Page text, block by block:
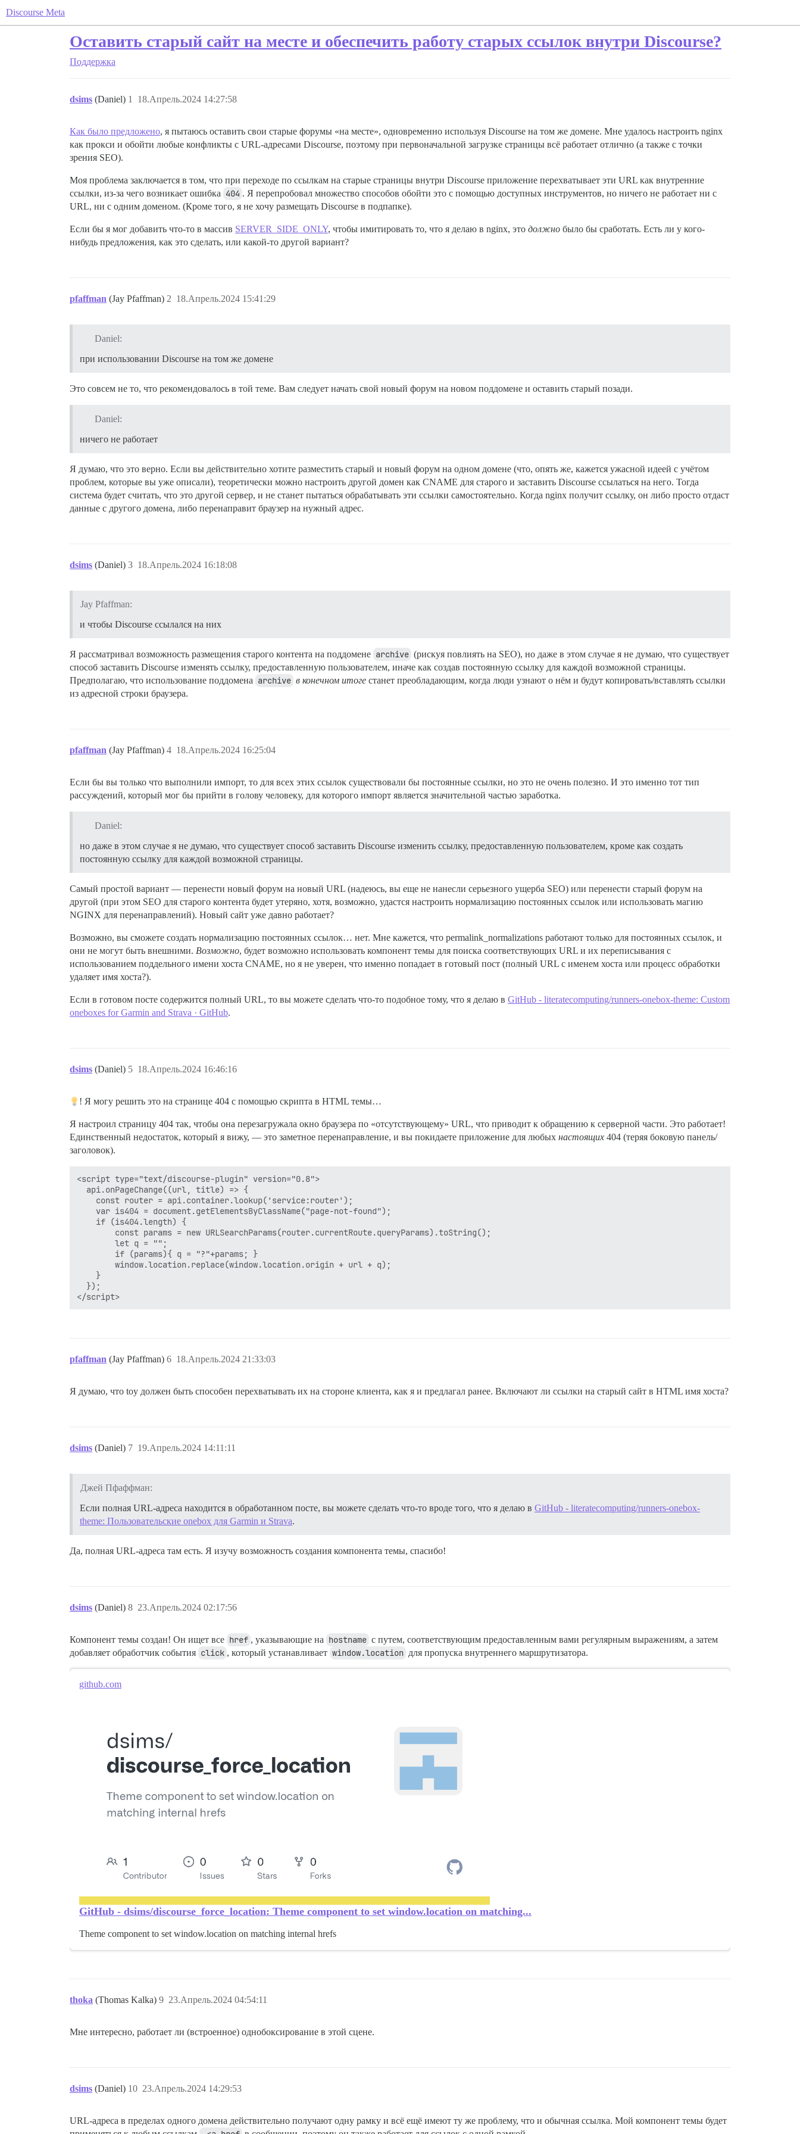
Discourse Meta
Оставить старый сайт на месте и обеспечить работу старых ссылок внутри Discourse?
Поддержка
dsims (Daniel) 18.Апрель.2024 14:27:58
1
Как было предложено, я пытаюсь оставить свои старые форумы «на месте», одновременно используя Discourse на том же домене. Мне удалось настроить nginx
как прокси и обойти любые конфликты с URL-адресами Discourse, поэтому при первоначальной загрузке страницы всё работает отлично (а также с точки
зрения SEO).
Моя проблема заключается в том, что при переходе по ссылкам на старые страницы внутри Discourse приложение перехватывает эти URL как внутренние
ссылки, из-за чего возникает ошибка 404 . Я перепробовал множество способов обойти это с помощью доступных инструментов, но ничего не работает ни с
URL, ни с одним доменом. (Кроме того, я не хочу размещать Discourse в подпапке).
Если бы я мог добавить что-то в массив SERVER_SIDE_ONLY, чтобы имитировать то, что я делаю в nginx, это должно было бы сработать. Есть ли у кого-
нибудь предложения, как это сделать, или какой-то другой вариант?
pfaffman (Jay Pfaffman) 18.Апрель.2024 15:41:29
2
Daniel:
при использовании Discourse на том же домене
Это совсем не то, что рекомендовалось в той теме. Вам следует начать свой новый форум на новом поддомене и оставить старый позади.
Daniel:
ничего не работает
Я думаю, что это верно. Если вы действительно хотите разместить старый и новый форум на одном домене (что, опять же, кажется ужасной идеей с учётом
проблем, которые вы уже описали), теоретически можно настроить другой домен как CNAME для старого и заставить Discourse ссылаться на него. Тогда
система будет считать, что это другой сервер, и не станет пытаться обрабатывать эти ссылки самостоятельно. Когда nginx получит ссылку, он либо просто отдаст
данные с другого домена, либо перенаправит браузер на нужный адрес.
dsims (Daniel) 18.Апрель.2024 16:18:08
3
Jay Pfaffman:
и чтобы Discourse ссылался на них
Я рассматривал возможность размещения старого контента на поддомене archive (рискуя повлиять на SEO), но даже в этом случае я не думаю, что существует
способ заставить Discourse изменять ссылку, предоставленную пользователем, иначе как создав постоянную ссылку для каждой возможной страницы.
Предполагаю, что использование поддомена archive в конечном итоге станет преобладающим, когда люди узнают о нём и будут копировать/вставлять ссылки
из адресной строки браузера.
pfaffman (Jay Pfaffman) 18.Апрель.2024 16:25:04
4
Если бы вы только что выполнили импорт, то для всех этих ссылок существовали бы постоянные ссылки, но это не очень полезно. И это именно тот тип
рассуждений, который мог бы прийти в голову человеку, для которого импорт является значительной частью заработка.
Daniel:
но даже в этом случае я не думаю, что существует способ заставить Discourse изменить ссылку, предоставленную пользователем, кроме как создать
постоянную ссылку для каждой возможной страницы.
Самый простой вариант — перенести новый форум на новый URL (надеюсь, вы еще не нанесли серьезного ущерба SEO) или перенести старый форум на
другой (при этом SEO для старого контента будет утеряно, хотя, возможно, удастся настроить нормализацию постоянных ссылок или использовать магию
NGINX для перенаправлений). Новый сайт уже давно работает?
Возможно, вы сможете создать нормализацию постоянных ссылок… нет. Мне кажется, что permalink_normalizations работают только для постоянных ссылок, и
они не могут быть внешними. Возможно, будет возможно использовать компонент темы для поиска соответствующих URL и их переписывания с
использованием поддельного имени хоста CNAME, но я не уверен, что именно попадает в готовый пост (полный URL с именем хоста или процесс обработки
удаляет имя хоста?).
Если в готовом посте содержится полный URL, то вы можете сделать что-то подобное тому, что я делаю в GitHub - literatecomputing/runners-onebox-theme: Custom
oneboxes for Garmin and Strava · GitHub.
dsims (Daniel) 18.Апрель.2024 16:46:16
5
! Я могу решить это на странице 404 с помощью скрипта в HTML темы…
Я настроил страницу 404 так, чтобы она перезагружала окно браузера по «отсутствующему» URL, что приводит к обращению к серверной части. Это работает!
Единственный недостаток, который я вижу, — это заметное перенаправление, и вы покидаете приложение для любых настоящих 404 (теряя боковую панель/
заголовок).
<script type="text/discourse-plugin" version="0.8">
  api.onPageChange((url, title) => {
    const router = api.container.lookup('service:router');
    var is404 = document.getElementsByClassName("page-not-found");
    if (is404.length) {
        const params = new URLSearchParams(router.currentRoute.queryParams).toString();
        let q = "";
        if (params){ q = "?"+params; }
        window.location.replace(window.location.origin + url + q);
    }
  });
pfaffman (Jay Pfaffman) 18.Апрель.2024 21:33:03
6
Я думаю, что toy должен быть способен перехватывать их на стороне клиента, как я и предлагал ранее. Включают ли ссылки на старый сайт в HTML имя хоста?
dsims (Daniel) 19.Апрель.2024 14:11:11
7
Джей Пфаффман:
Если полная URL-адреса находится в обработанном посте, вы можете сделать что-то вроде того, что я делаю в GitHub - literatecomputing/runners-onebox-
theme: Пользовательские onebox для Garmin и Strava.
Да, полная URL-адреса там есть. Я изучу возможность создания компонента темы, спасибо!
dsims (Daniel) 23.Апрель.2024 02:17:56
8
Компонент темы создан! Он ищет все href , указывающие на hostname с путем, соответствующим предоставленным вами регулярным выражениям, а затем
добавляет обработчик события click , который устанавливает window.location для пропуска внутреннего маршрутизатора.
github.com
GitHub - dsims/discourse_force_location: Theme component to set window.location on matching...
Theme component to set window.location on matching internal hrefs
thoka (Thomas Kalka) 23.Апрель.2024 04:54:11
9
Мне интересно, работает ли (встроенное) однобоксирование в этой сцене.
dsims (Daniel) 23.Апрель.2024 14:29:53
10
URL-адреса в пределах одного домена действительно получают одну рамку и всё ещё имеют ту же проблему, что и обычная ссылка. Мой компонент темы будет